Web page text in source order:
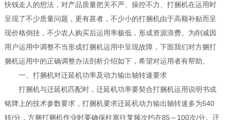
快钱走人的想法，对产品质量把关不严、操控不力、打捆机在运用时
呈现了不少质量问题，更有甚者，不少小的打捆机由于高额补贴而呈
现价格倒挂，不少农人购买后运用率极低，形成资源浪费。为削减因
用户运用中调整不当形成打捆机运用中呈现故障，下面我们对方捆打
捆机运用中的正确调整办法剖析介绍如下，希望对运用者有帮助。
一、打捆机对迁延机功率及动力输出轴转速要求
打捆机与迁延机匹配时，迁延机功率要契合打捆机运用说明书或
铭牌上的技术参数要求，打捆机要求迁延机动力输出轴转速多为540
转/分，方捆打捆机作业时要确保柱塞往复频次约在85～100次/分。迁